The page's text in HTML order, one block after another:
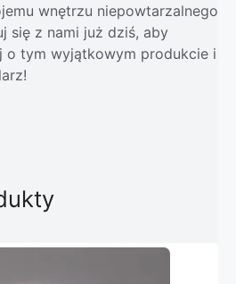
wnętrzu niepowtarzalnego
się z nami już dziś, aby
o tym wyjątkowym produkcie i